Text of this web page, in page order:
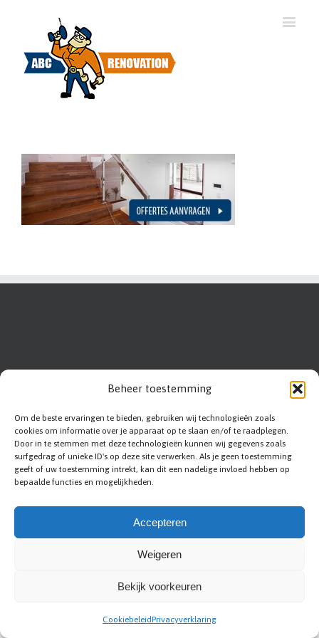
Beheer toestemming
Om de beste ervaringen te bieden, gebruiken wij technologieën zoals
cookies om informatie over je apparaat op te slaan en/of te raadplegen.
Door in te stemmen met deze technologieën kunnen wij gegevens zoals
surfgedrag of unieke ID's op deze site verwerken. Als je geen toestemming
geeft of uw toestemming intrekt, kan dit een nadelige invloed hebben op
bepaalde functies en mogelijkheden.
Accepteren
Weigeren
Bekijk voorkeuren
CookiebeleidPrivacyverklaring
Abc-renovation|Sitemap|Privacy statement|Voorwaarden|Disclaimer
Contact|Bedrijf aanmelden